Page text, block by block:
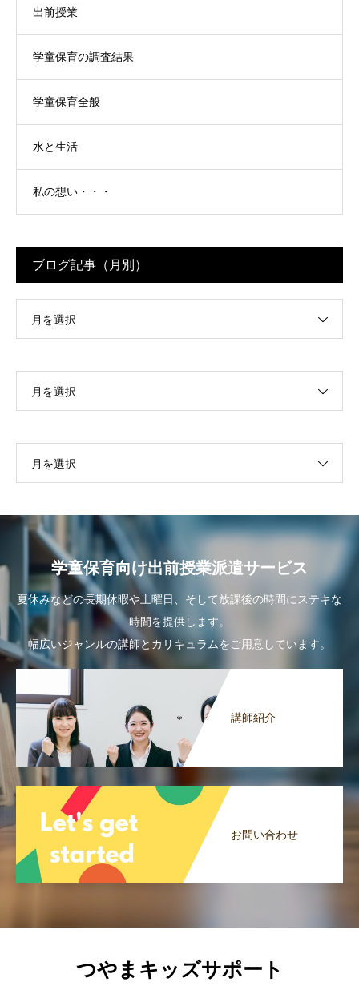
出前授業
学童保育の調査結果
学童保育全般
水と生活
私の想い・・・
ブログ記事（月別）
月を選択
月を選択
月を選択
学童保育向け出前授業派遣サービス
夏休みなどの長期休暇や土曜日、そして放課後の時間にステキな
時間を提供します。
幅広いジャンルの講師とカリキュラムをご用意しています。
講師紹介
お問い合わせ
つやまキッズサポート